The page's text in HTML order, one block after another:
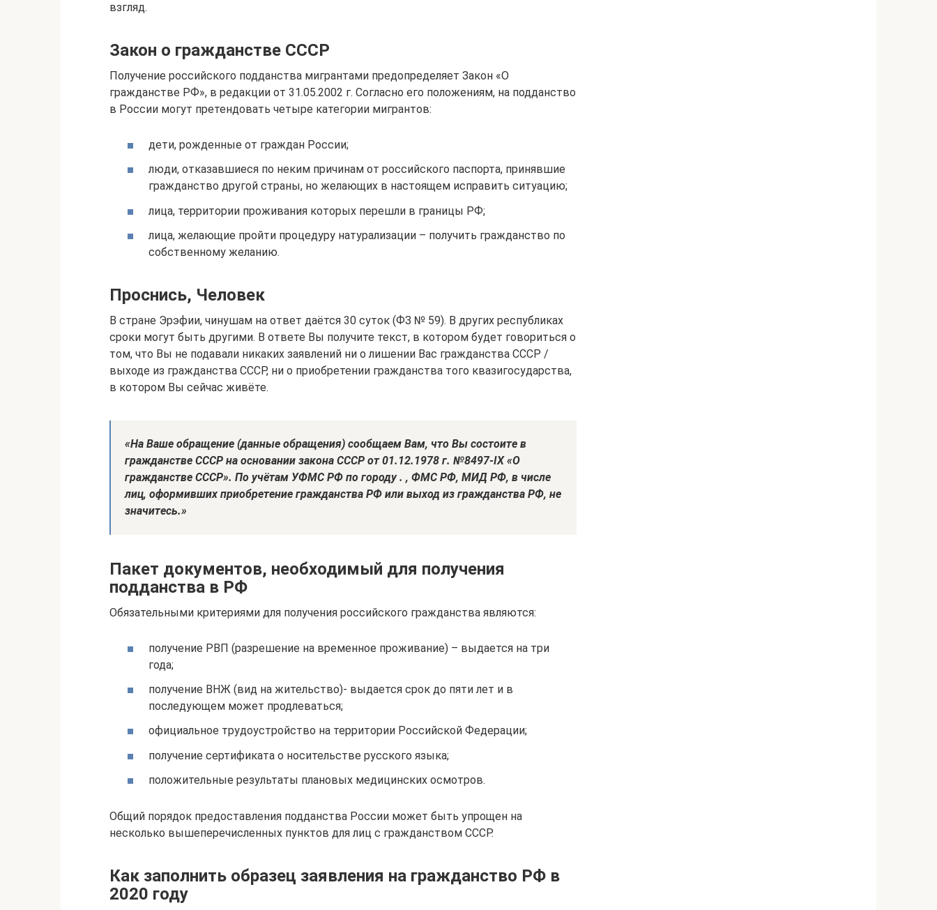
взгляд.
Закон о гражданстве СССР
Получение российского подданства мигрантами предопределяет Закон «О
гражданстве РФ», в редакции от 31.05.2002 г. Согласно его положениям, на подданство
в России могут претендовать четыре категории мигрантов:
дети, рожденные от граждан России;
люди, отказавшиеся по неким причинам от российского паспорта, принявшие
гражданство другой страны, но желающих в настоящем исправить ситуацию;
лица, территории проживания которых перешли в границы РФ;
лица, желающие пройти процедуру натурализации – получить гражданство по
собственному желанию.
Проснись, Человек
В стране Эрэфии, чинушам на ответ даётся 30 суток (ФЗ № 59). В других республиках
сроки могут быть другими. В ответе Вы получите текст, в котором будет говориться о
том, что Вы не подавали никаких заявлений ни о лишении Вас гражданства СССР /
выходе из гражданства СССР, ни о приобретении гражданства того квазигосударства,
в котором Вы сейчас живёте.
«На Ваше обращение (данные обращения) сообщаем Вам, что Вы состоите в
гражданстве СССР на основании закона СССР от 01.12.1978 г. №8497-IX «О
гражданстве СССР». По учётам УФМС РФ по городу . , ФМС РФ, МИД РФ, в числе
лиц, оформивших приобретение гражданства РФ или выход из гражданства РФ, не
значитесь.»
Пакет документов, необходимый для получения
подданства в РФ
Обязательными критериями для получения российского гражданства являются:
получение РВП (разрешение на временное проживание) – выдается на три
года;
получение ВНЖ (вид на жительство)- выдается срок до пяти лет и в
последующем может продлеваться;
официальное трудоустройство на территории Российской Федерации;
получение сертификата о носительстве русского языка;
положительные результаты плановых медицинских осмотров.
Общий порядок предоставления подданства России может быть упрощен на
несколько вышеперечисленных пунктов для лиц с гражданством СССР.
Как заполнить образец заявления на гражданство РФ в
2020 году